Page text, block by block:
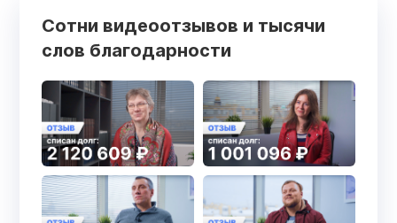
Сотни видеоотзывов и тысячи
слов благодарности